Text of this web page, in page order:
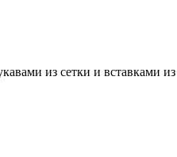
из сетки и вставками из